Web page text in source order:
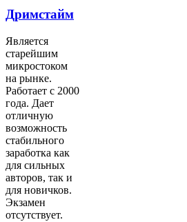
Дримстайм
Является
старейшим
микростоком
на рынке.
Работает с 2000
года. Дает
отличную
возможность
стабильного
заработка как
для сильных
авторов, так и
для новичков.
Экзамен
отсутствует.